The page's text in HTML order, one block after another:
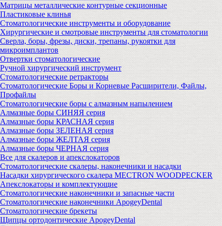
Матрицы металлические контурные секционные
Пластиковые клинья
Стоматологические инструменты и оборудование
Хирургические и смотровые инструменты для стоматологии
Сверла, боры, фрезы, диски, трепаны, рукоятки для
микроимплантов
Отвертки стоматологические
Ручной хирургический инструмент
Стоматологические ретракторы
Стоматологические Боры и Корневые Расширители, Файлы,
Профайлы
Стоматологические боры с алмазным напылением
Алмазные боры СИНЯЯ серия
Алмазные боры КРАСНАЯ серия
Алмазные боры ЗЕЛЕНАЯ серия
Алмазные боры ЖЕЛТАЯ серия
Алмазные боры ЧЕРНАЯ серия
Все для скалеров и апекслокаторов
Стоматологические скалеры, наконечники и насадки
Насадки хирургического скалера MECTRON WOODPECKER
Апекслокаторы и комплектующие
Стоматологические наконечники и запасные части
Стоматологические наконечники ApogeyDental
Стоматологические брекеты
Щипцы ортодонтические ApogeyDental